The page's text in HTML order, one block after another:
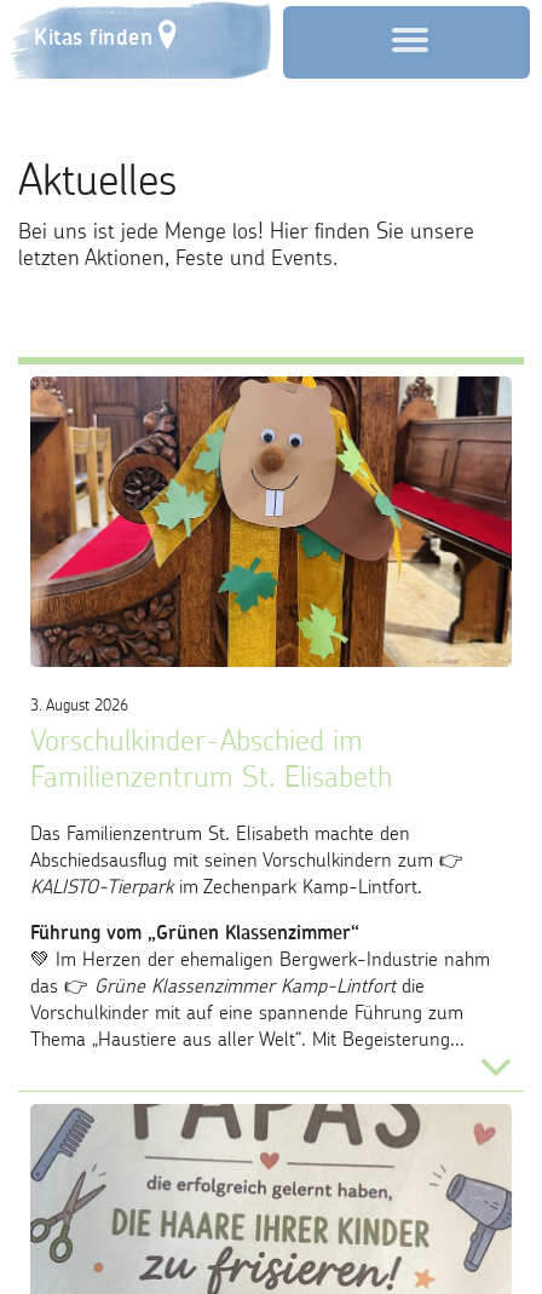
Kitas finden
Aktuelles
Familienzentrum
Förderverein
Kontakt
Trägergesellschaft
Aktuelles
Bei uns ist jede Menge los! Hier finden Sie unsere
letzten Aktionen, Feste und Events.
Vorschulkinder-Abschied im
Familienzentrum St. Elisabeth
3. August 2026
Das Familienzentrum St. Elisabeth machte den
Abschiedsausflug mit seinen Vorschulkindern zum 👉
KALISTO-Tierparkim Zechenpark Kamp-Lintfort.
Führung vom „Grünen Klassenzimmer“
💚 Im Herzen der ehemaligen Bergwerk-Industrie nahm
das 👉 Grüne Klassenzimmer Kamp-Lintfortdie
Vorschulkinder mit auf eine spannende Führung zum
Thema „Haustiere aus aller Welt“. Mit Begeisterung...